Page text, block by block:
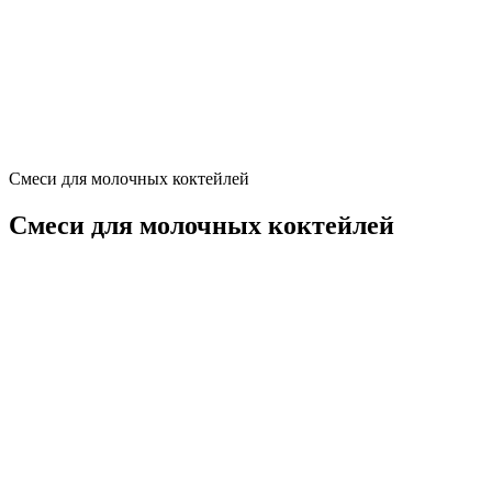
Смеси для молочных коктейлей
Смеси для молочных коктейлей